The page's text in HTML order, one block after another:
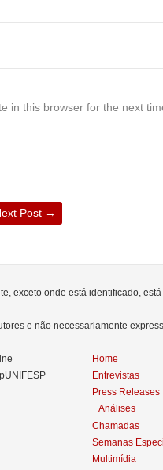
in this browser for the next
Post →
exceto onde está identificado,
e não necessariamente
Home
Entrevistas
Press Releases
Análises
Chamadas
Semanas
Multimídia